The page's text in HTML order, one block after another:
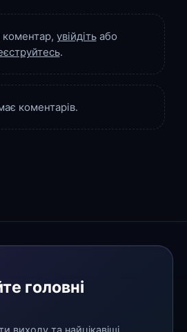
увійдітьабо
.
коментарів.
головні